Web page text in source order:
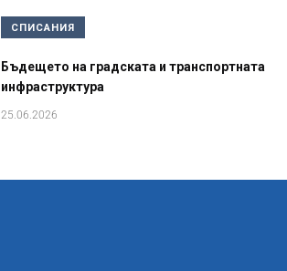
СПИСАНИЯ
Бъдещето на градската и транспортната
инфраструктура
25.06.2026